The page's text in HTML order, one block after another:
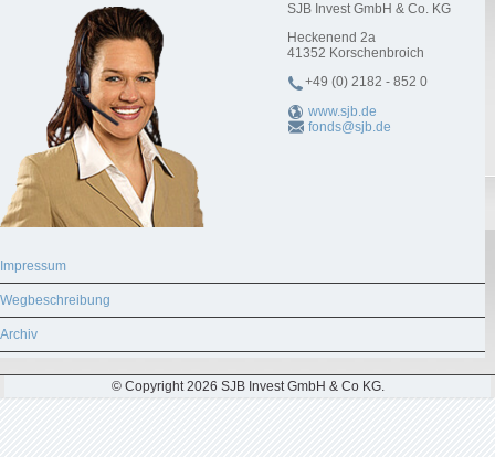
SJB Invest GmbH & Co. KG
Heckenend 2a
41352 Korschenbroich
+49 (0) 2182 - 852 0
www.sjb.de
fonds@sjb.de
Impressum
Wegbeschreibung
Archiv
© Copyright 2026 SJB Invest GmbH & Co KG.